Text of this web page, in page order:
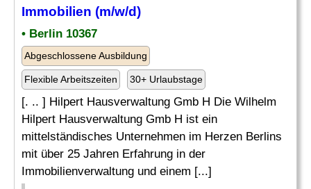
Immobilien (m/w/d)
• Berlin 10367
Abgeschlossene Ausbildung
Flexible Arbeitszeiten 30+ Urlaubstage
[. .. ] Hilpert Hausverwaltung Gmb H Die Wilhelm
Hilpert Hausverwaltung Gmb H ist ein
mittelständisches Unternehmen im Herzen Berlins
mit über 25 Jahren Erfahrung in der
Immobilienverwaltung und einem [...]